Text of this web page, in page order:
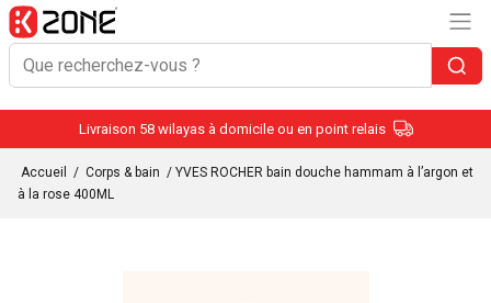
Livraison 58 wilayas à domicile ou en point relais
Accueil / Corps & bain / YVES ROCHER bain douche hammam à l’argon et
à la rose 400ML